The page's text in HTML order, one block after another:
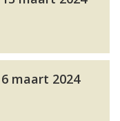
maart 2024